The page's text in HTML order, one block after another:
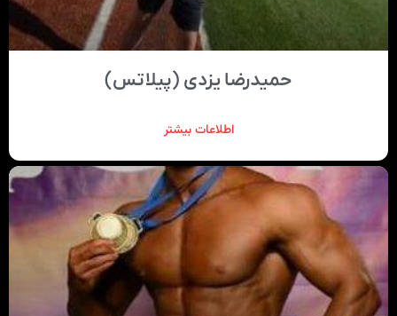
حمیدرضا یزدی (پیلاتس)
اطلاعات بیشتر